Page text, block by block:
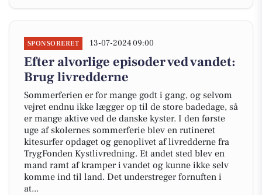
SPONSORERET 13-07-2024 09:00
Efter alvorlige episoder ved vandet:
Brug livredderne
Sommerferien er for mange godt i gang, og selvom
vejret endnu ikke lægger op til de store badedage, så
er mange aktive ved de danske kyster. I den første
uge af skolernes sommerferie blev en rutineret
kitesurfer opdaget og genoplivet af livredderne fra
TrygFonden Kystlivredning. Et andet sted blev en
mand ramt af kramper i vandet og kunne ikke selv
komme ind til land. Det understreger fornuften i
at...